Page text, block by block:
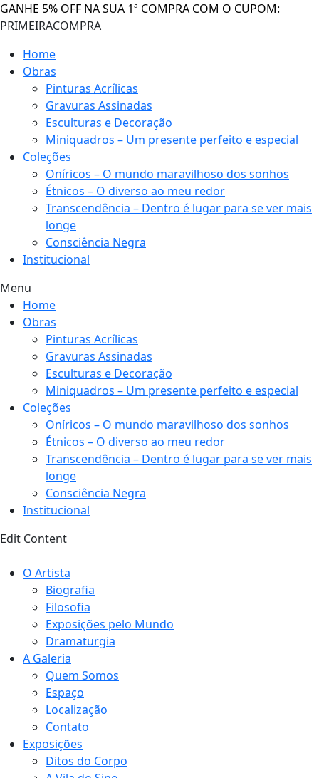
GANHE 5% OFF NA SUA 1ª COMPRA COM O CUPOM:
PRIMEIRACOMPRA
Home
Obras
Pinturas Acrílicas
Gravuras Assinadas
Esculturas e Decoração
Miniquadros – Um presente perfeito e especial
Coleções
Oníricos – O mundo maravilhoso dos sonhos
Étnicos – O diverso ao meu redor
Transcendência – Dentro é lugar para se ver mais
longe
Consciência Negra
Institucional
Menu
Home
Obras
Pinturas Acrílicas
Gravuras Assinadas
Esculturas e Decoração
Miniquadros – Um presente perfeito e especial
Coleções
Oníricos – O mundo maravilhoso dos sonhos
Étnicos – O diverso ao meu redor
Transcendência – Dentro é lugar para se ver mais
longe
Consciência Negra
Institucional
Edit Content
O Artista
Biografia
Filosofia
Exposições pelo Mundo
Dramaturgia
A Galeria
Quem Somos
Espaço
Localização
Contato
Exposições
Ditos do Corpo